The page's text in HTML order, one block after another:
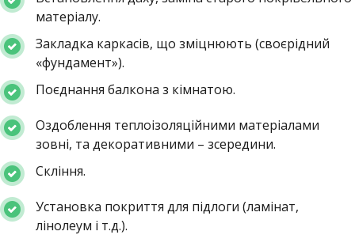
матеріалу.
Закладка каркасів, що зміцнюють (своєрідний
«фундамент»).
Поєднання балкона з кімнатою.
Оздоблення теплоізоляційними матеріалами
зовні, та декоративними – зсередини.
Скління.
Установка покриття для підлоги (ламінат,
лінолеум і т.д.).